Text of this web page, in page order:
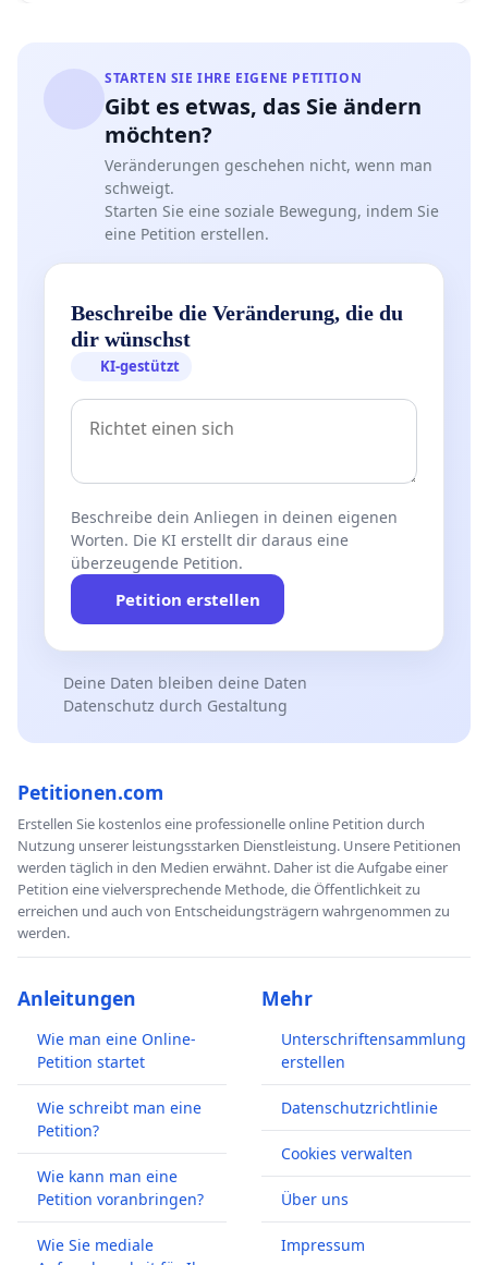
STARTEN SIE IHRE EIGENE PETITION
Gibt es etwas, das Sie ändern
möchten?
Veränderungen geschehen nicht, wenn man
schweigt.
Starten Sie eine soziale Bewegung, indem Sie
eine Petition erstellen.
Beschreibe die Veränderung, die du
dir wünschst
KI-gestützt
Beschreibe dein Anliegen in deinen eigenen
Worten. Die KI erstellt dir daraus eine
überzeugende Petition.
Petition erstellen
Deine Daten bleiben deine Daten
Datenschutz durch Gestaltung
Petitionen.com
Erstellen Sie kostenlos eine professionelle online Petition durch
Nutzung unserer leistungsstarken Dienstleistung. Unsere Petitionen
werden täglich in den Medien erwähnt. Daher ist die Aufgabe einer
Petition eine vielversprechende Methode, die Öffentlichkeit zu
erreichen und auch von Entscheidungsträgern wahrgenommen zu
werden.
Anleitungen
Wie man eine Online-
Petition startet
Wie schreibt man eine
Petition?
Wie kann man eine
Petition voranbringen?
Wie Sie mediale
Mehr
Unterschriftensammlung
erstellen
Datenschutzrichtlinie
Cookies verwalten
Über uns
Impressum